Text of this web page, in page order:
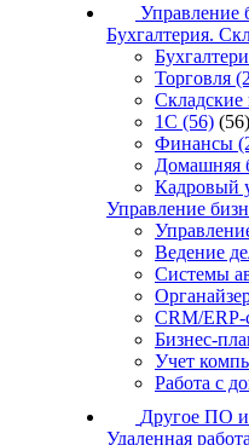
Управление
Бухгалтерия.
Торговля
1С (56) (56)
Финансы
Домашняя
Кадровый
Управление
Ведение
Системы
CRM/
Бизнес-
Учет
Работа с
Другое ПО и
Удаленная работа